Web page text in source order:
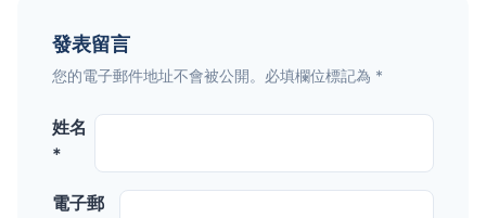
發表留言
您的電子郵件地址不會被公開。必填欄位標記為 *
姓名
*
電子郵